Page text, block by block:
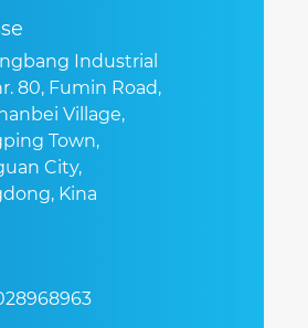
Industrial
80, Fumin Road,
Village,
Town,
City,
Kina